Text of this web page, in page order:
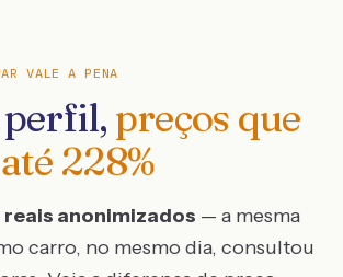
VALE A PENA
preços que
228%
reais anonimizados — a mesma
carro, no mesmo dia, consultou